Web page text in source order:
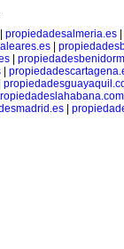
propiedadesalmeria.es|
|